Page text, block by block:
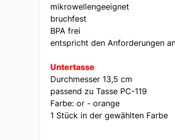
mikrowellengeeignet
bruchfest
BPA frei
entspricht den Anforderungen
Untertasse
Durchmesser 13,5 cm
passend zu Tasse PC-119
Farbe: or - orange
1 Stück in der gewählten Farbe